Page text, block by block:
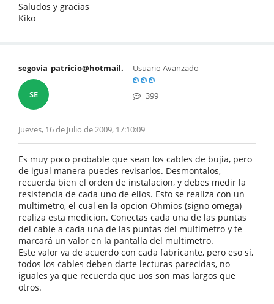
Saludos y gracias
Kiko
segovia_patricio@hotmail.
SE
Usuario Avanzado
399
Jueves, 16 de Julio de 2009, 17:10:09
Es muy poco probable que sean los cables de bujia, pero
de igual manera puedes revisarlos. Desmontalos,
recuerda bien el orden de instalacion, y debes medir la
resistencia de cada uno de ellos. Esto se realiza con un
multimetro, el cual en la opcion Ohmios (signo omega)
realiza esta medicion. Conectas cada una de las puntas
del cable a cada una de las puntas del multimetro y te
marcará un valor en la pantalla del multimetro.
Este valor va de acuerdo con cada fabricante, pero eso sí,
todos los cables deben darte lecturas parecidas, no
iguales ya que recuerda que uos son mas largos que
otros.